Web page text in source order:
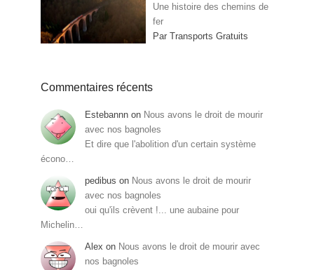
Une histoire des chemins de
fer
Par Transports Gratuits
Commentaires récents
Estebannn on Nous avons le droit de mourir
avec nos bagnoles
Et dire que l'abolition d'un certain système
écono…
pedibus on Nous avons le droit de mourir
avec nos bagnoles
oui qu'ils crèvent !... une aubaine pour
Michelin…
Alex on Nous avons le droit de mourir avec
nos bagnoles